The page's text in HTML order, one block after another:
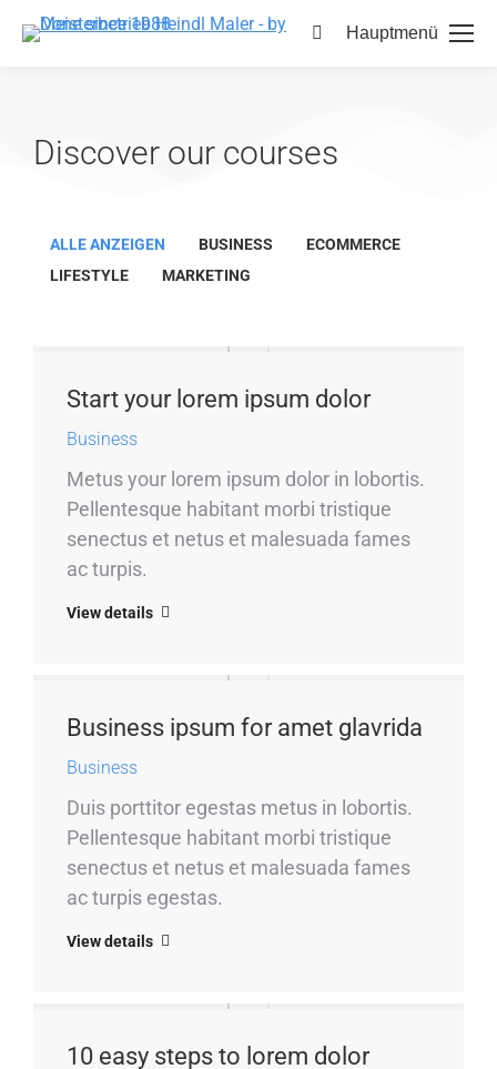
Hauptmenü
Discover our courses
ALLE ANZEIGEN BUSINESS
ECOMMERCE
LIFESTYLE
MARKETING
Start your lorem ipsum dolor
Business
Metus your lorem ipsum dolor in lobortis.
Pellentesque habitant morbi tristique
senectus et netus et malesuada fames
ac turpis.
View details
Business ipsum for amet glavrida
Business
Duis porttitor egestas metus in lobortis.
Pellentesque habitant morbi tristique
senectus et netus et malesuada fames
ac turpis egestas.
View details
10 easy steps to lorem dolor